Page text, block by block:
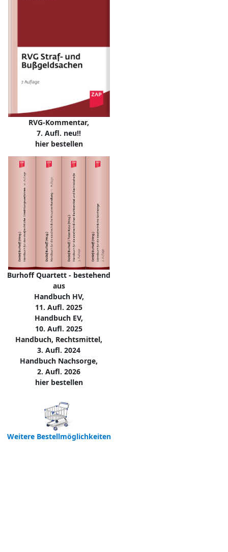
RVG-Kommentar,
7. Aufl. neu!!
hier bestellen
Burhoff Quartett - bestehend
aus
Handbuch HV,
11. Aufl. 2025
Handbuch EV,
10. Aufl. 2025
Handbuch, Rechtsmittel,
3. Aufl. 2024
Handbuch Nachsorge,
2. Aufl. 2026
hier bestellen
Weitere Bestellmöglichkeiten